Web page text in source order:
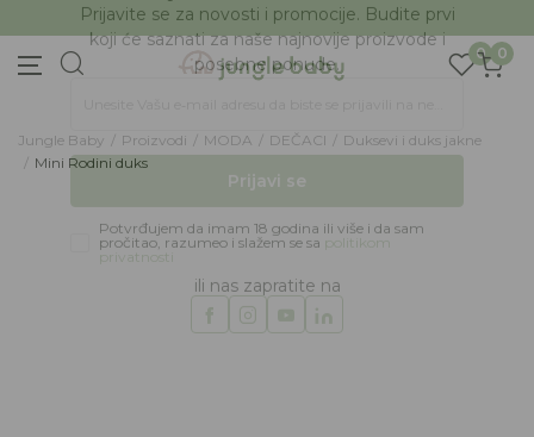
BESPLATNA ISPORUKA Paketa preko 4.000 RSD
0 0
Jungle Baby Proizvodi MODA DEČACI
Duksevi i duks jakne
Mini Rodini duks
Prijava na newsletter
Prijavite se za novosti i promocije. Budite prvi
koji će saznati za naše najnovije proizvode i
Unesite Vašu e‑mail adresu da biste se prijavili na newsletter.
Prijavi se
pročitao, razumeo i slažem se sapolitikom
ili nas zapratite na